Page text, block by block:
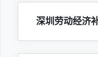
深圳劳动经济